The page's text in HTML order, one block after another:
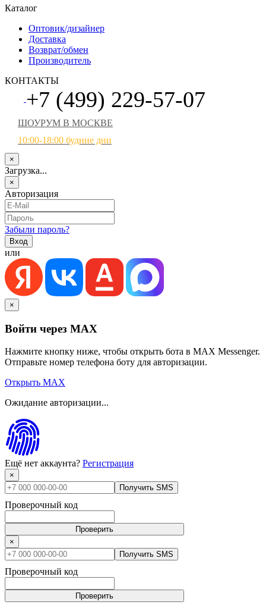
Каталог
Оптовик/дизайнер
Доставка
Возврат/обмен
Производитель
КОНТАКТЫ
+7 (499) 229-57-07
ШОУРУМ В МОСКВЕ
10:00-18:00 будние дни
×
Загрузка...
×
Авторизация
Забыли пароль?
или
×
Войти через MAX
Нажмите кнопку ниже, чтобы открыть бота в MAX Messenger.
Отправьте номер телефона боту для авторизации.
Открыть MAX
Ожидание авторизации...
Ещё нет аккаунта? Регистрация
×
Получить SMS
Проверочный код
Проверить
×
Получить SMS
Проверочный код
Проверить